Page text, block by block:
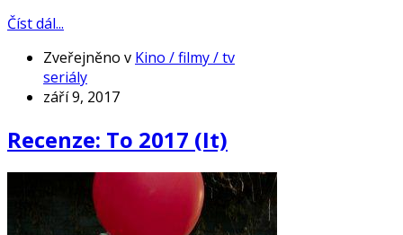
Číst dál...
Zveřejněno v Kino / filmy / tv
seriály
září 9, 2017
Recenze: To 2017 (It)